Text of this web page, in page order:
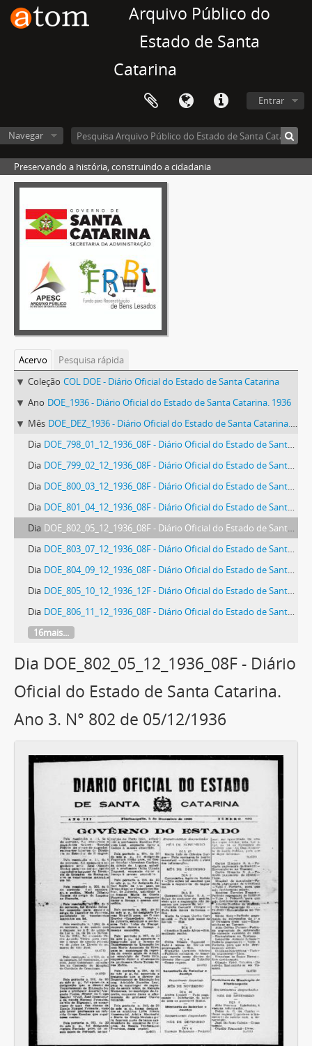
Arquivo Público do
Estado de Santa
Catarina
Entrar
Navegar
Preservando a história, construindo a cidadania
Acervo
Pesquisa rápida
Coleção COL DOE - Diário Oficial do Estado de Santa Catarina
Ano DOE_1936 - Diário Oficial do Estado de Santa Catarina. 1936
Mês DOE_DEZ_1936 - Diário Oficial do Estado de Santa Catarina. Dezembro de 1936
Dia DOE_798_01_12_1936_08F - Diário Oficial do Estado de Santa Catarina. Ano 3. N° 798 de 01/12/1936
Dia DOE_799_02_12_1936_08F - Diário Oficial do Estado de Santa Catarina. Ano 3. N° 799 de 02/12/1936
Dia DOE_800_03_12_1936_08F - Diário Oficial do Estado de Santa Catarina. Ano 3. N° 800 de 03/12/1936
Dia DOE_801_04_12_1936_08F - Diário Oficial do Estado de Santa Catarina. Ano 3. N° 801 de 04/12/1936
Dia DOE_802_05_12_1936_08F - Diário Oficial do Estado de Santa Catarina. Ano 3. N° 802 de 05/12/1936
Dia DOE_803_07_12_1936_08F - Diário Oficial do Estado de Santa Catarina. Ano 3. N° 803 de 07/12/1936
Dia DOE_804_09_12_1936_08F - Diário Oficial do Estado de Santa Catarina. Ano 3. N° 804 de 09/12/1936
Dia DOE_805_10_12_1936_12F - Diário Oficial do Estado de Santa Catarina. Ano 3. N° 805 de 10/12/1936
Dia DOE_806_11_12_1936_08F - Diário Oficial do Estado de Santa Catarina. Ano 3. N° 806 de 11/12/1936
16mais...
Dia DOE_802_05_12_1936_08F - Diário
Oficial do Estado de Santa Catarina.
Ano 3. N° 802 de 05/12/1936